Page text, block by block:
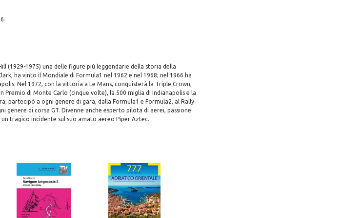
(1929-1975) una delle figure più leggendarie della storia della
ha vinto il Mondiale di Formula1 nel 1962 e nel 1968; nel 1966 ha
Nel 1972, con la vittoria a Le Mans, conquisterà la Triple Crown,
Premio di Monte Carlo (cinque volte), la 500 miglia di Indianapolis e la
partecipò a ogni genere di gara, dalla Formula1 e Formula2, al Rally
genere di corsa GT. Divenne anche esperto pilota di aerei, passione
tragico incidente sul suo amato aereo Piper Aztec.